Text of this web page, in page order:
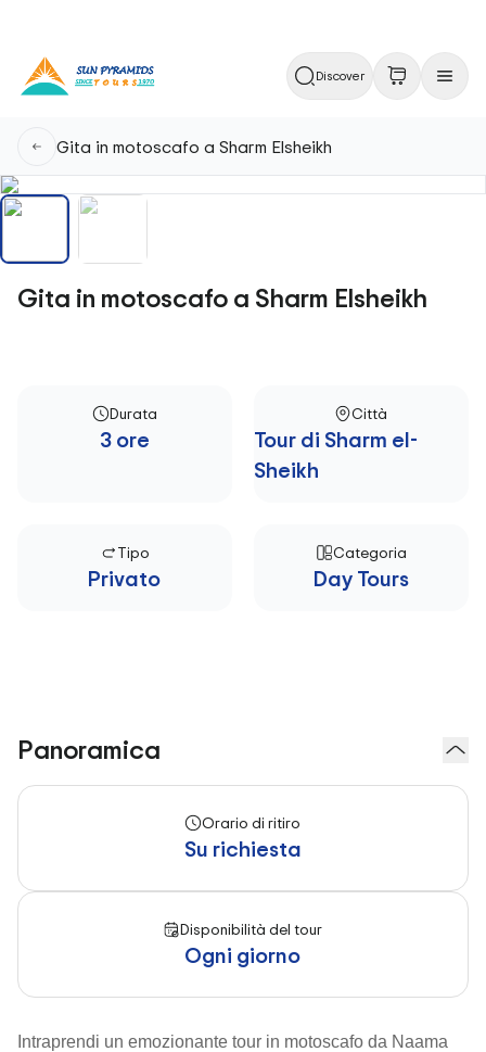
Discover
Gita in motoscafo a Sharm Elsheikh
Gita in motoscafo a Sharm Elsheikh
Durata
3 ore
Città
Tour di Sharm el-
Sheikh
Tipo
Privato
Categoria
Day Tours
Panoramica
Orario di ritiro
Su richiesta
Disponibilità del tour
Ogni giorno
Intraprendi un emozionante tour in motoscafo da Naama